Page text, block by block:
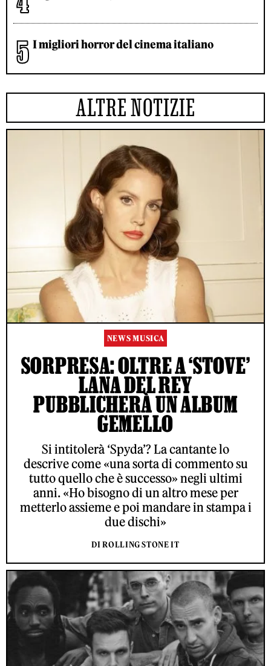
I migliori horror del cinema italiano
ALTRE NOTIZIE
NEWS MUSICA
SORPRESA: OLTRE A ‘STOVE’
LANA DEL REY
PUBBLICHERÀ UN ALBUM
GEMELLO
Si intitolerà ‘Spyda’? La cantante lo
descrive come «una sorta di commento su
tutto quello che è successo» negli ultimi
anni. «Ho bisogno di un altro mese per
metterlo assieme e poi mandare in stampa i
due dischi»
DI ROLLING STONE IT